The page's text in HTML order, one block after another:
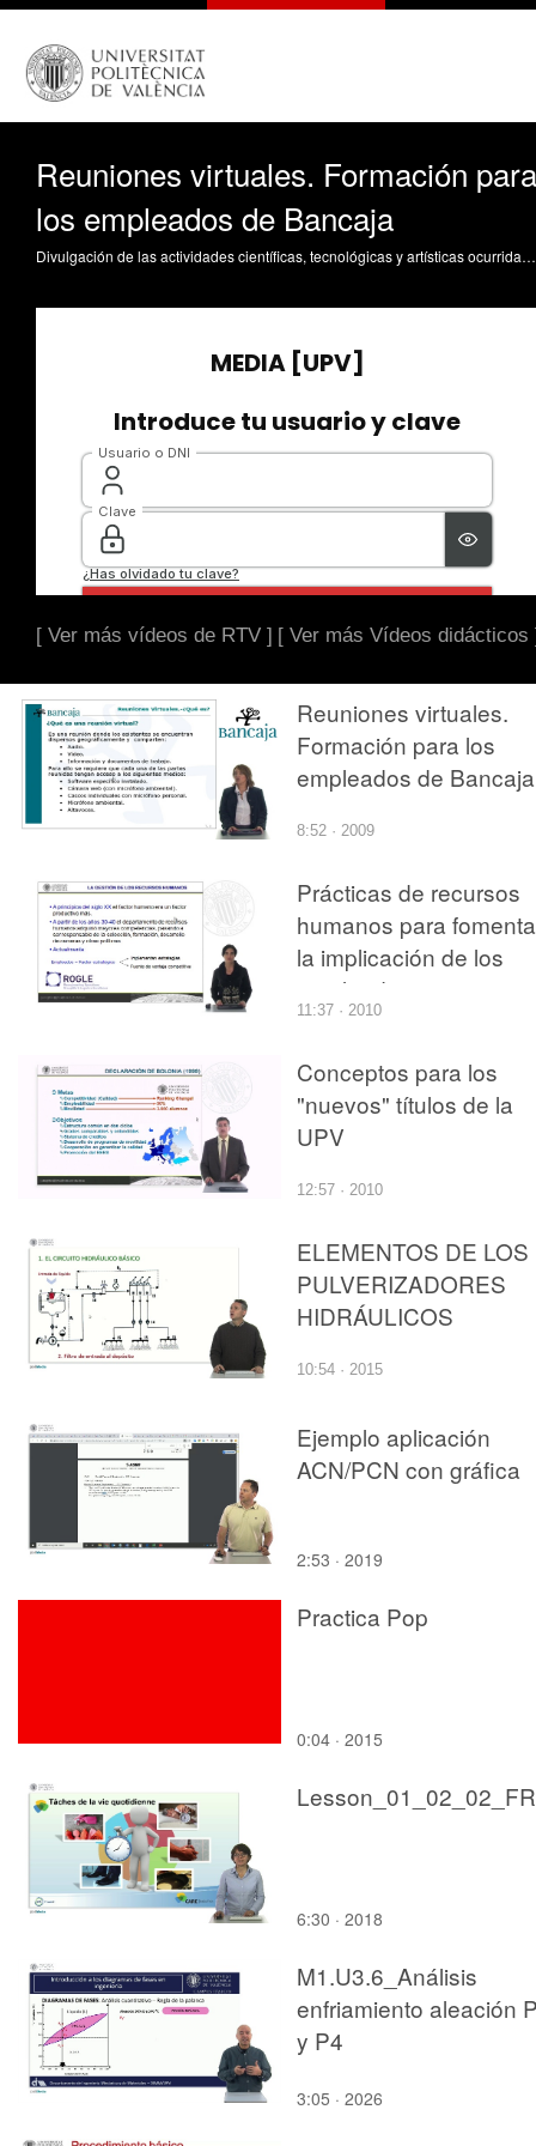
Reuniones virtuales. Formación para
los empleados de Bancaja
Divulgación de las actividades científicas, tecnológicas y artísticas ocurridas en los tres campus de la UPV
[ Ver más vídeos de RTV ] [ Ver más Vídeos didácticos
Reuniones virtuales.
Formación para los
empleados de Bancaja
8:52 · 2009
Prácticas de recursos
humanos para
la implicación de los
empleados
11:37 · 2010
Conceptos para los
"nuevos" títulos de la
UPV
12:57 · 2010
ELEMENTOS DE LOS
PULVERIZADORES
HIDRÁULICOS
10:54 · 2015
Ejemplo aplicación
ACN/PCN con gráfica
2:53 · 2019
Practica Pop
0:04 · 2015
Lesson_01_02_02_FR
6:30 · 2018
M1.U3.6_Análisis
enfriamiento aleación
y P4
3:05 · 2026